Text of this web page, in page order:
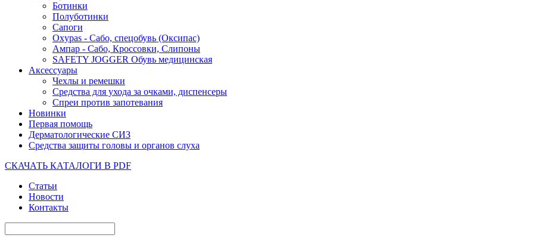
Ботинки
Полуботинки
Сапоги
Oxypas - Сабо, спецобувь (Оксипас)
Ампар - Сабо, Кроссовки, Слипоны
SAFETY JOGGER Обувь медицинская
Аксессуары
Чехлы и ремешки
Средства для ухода за очками, диспенсеры
Спреи против запотевания
Новинки
Первая помощь
Дерматологические СИЗ
Средства защиты головы и органов слуха
СКАЧАТЬ КАТАЛОГИ В PDF
Статьи
Новости
Контакты